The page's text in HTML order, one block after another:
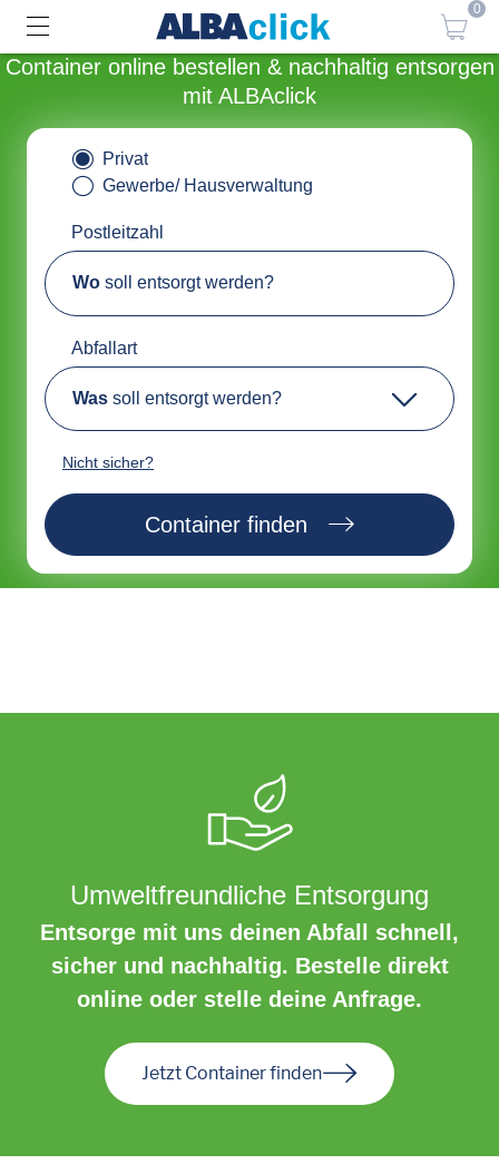
0
Container online bestellen & nachhaltig entsorgen
mit ALBAclick
Privat
Gewerbe/ Hausverwaltung
Postleitzahl
Wo soll entsorgt werden?
Abfallart
Was soll entsorgt werden?
Nicht sicher?
Container finden
Umweltfreundliche Entsorgung
Entsorge mit uns deinen Abfall schnell,
sicher und nachhaltig. Bestelle direkt
online oder stelle deine Anfrage.
Jetzt Container finden